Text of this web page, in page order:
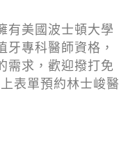
有美國波士頓大學
牙專科醫師資格，
需求，歡迎撥打免
表單預約林士峻醫